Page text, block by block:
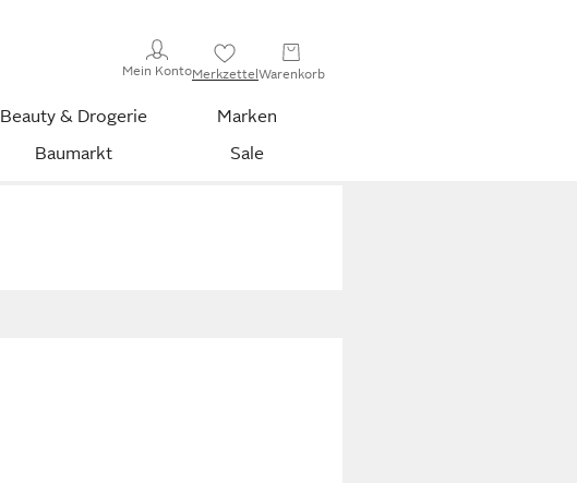
Mein KontoMerkzettelWarenkorb
Beauty & Drogerie
Marken
Baumarkt Sale